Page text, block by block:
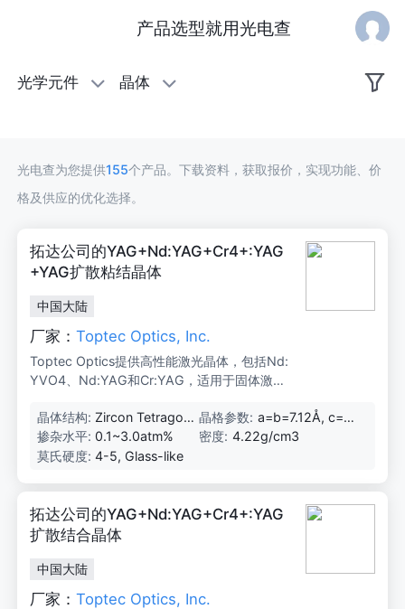
产品选型就用光电查
晶
光学元件 晶体
光电查为您提供155个产品。下载资料，获取报价，实现功能、价
格及供应的优化选择。
拓达公司的YAG+Nd:YAG+Cr4+:YAG
+YAG扩散粘结晶体
中国大陆
厂家：Toptec Optics, Inc.
Toptec Optics提供高性能激光晶体，包括Nd:
YVO4、Nd:YAG和Cr:YAG，适用于固体激光
泛应用于材料加工、医疗、工业和军事领域。
晶体结构: Zircon Tetragon
al, Space Group
D4h
晶格参数: a=b=7.12Å, c=6.
29Å
掺杂水平: 0.1~3.0atm% 密度: 4.22g/cm3
莫氏硬度: 4-5, Glass-like
拓达公司的YAG+Nd:YAG+Cr4+:YAG
扩散结合晶体
中国大陆
厂家：Toptec Optics, Inc.